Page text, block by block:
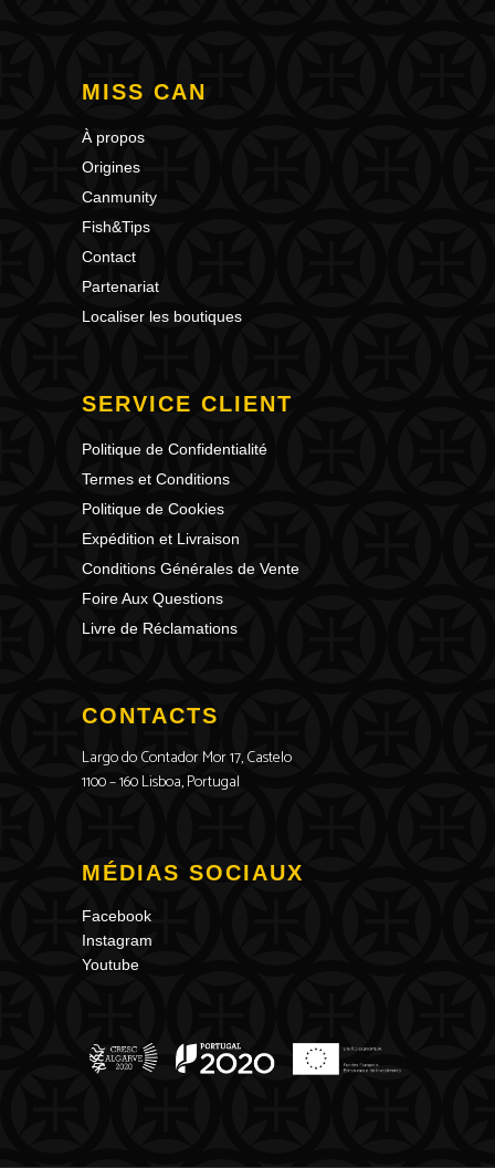
MISS CAN
À propos
Origines
Canmunity
Fish&Tips
Contact
Partenariat
Localiser les boutiques
SERVICE CLIENT
Politique de Confidentialité
Termes et Conditions
Politique de Cookies
Expédition et Livraison
Conditions Générales de Vente
Foire Aux Questions
Livre de Réclamations
CONTACTS
Largo do Contador Mor 17, Castelo
1100 – 160 Lisboa, Portugal
MÉDIAS SOCIAUX
Facebook
Instagram
Youtube